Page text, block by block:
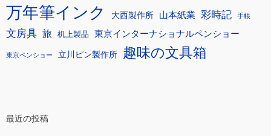
万年筆インク 大西製作所 山本紙業 彩時記 手帳
文房具 旅 机上製品 東京インターナショナルペンショー
東京ペンショー 立川ピン製作所 趣味の文具箱
最近の投稿